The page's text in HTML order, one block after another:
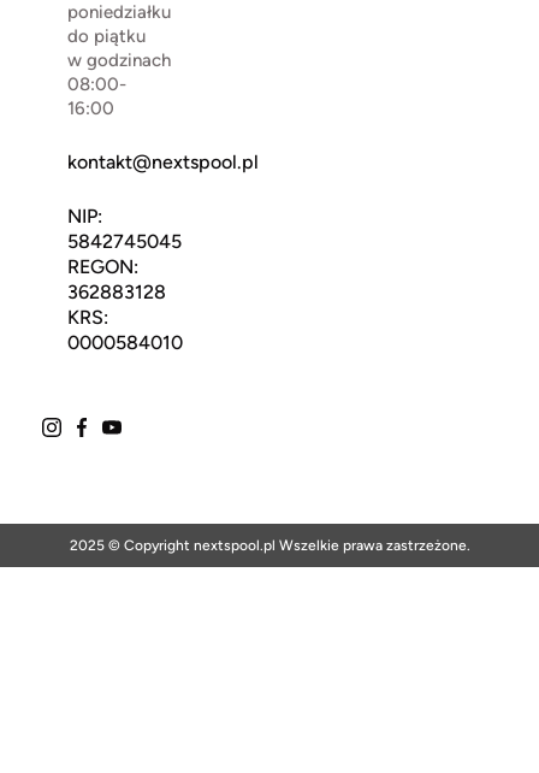
poniedziałku
do piątku
w godzinach
08:00-
16:00
kontakt@nextspool.pl
NIP:
5842745045
REGON:
362883128
KRS:
0000584010